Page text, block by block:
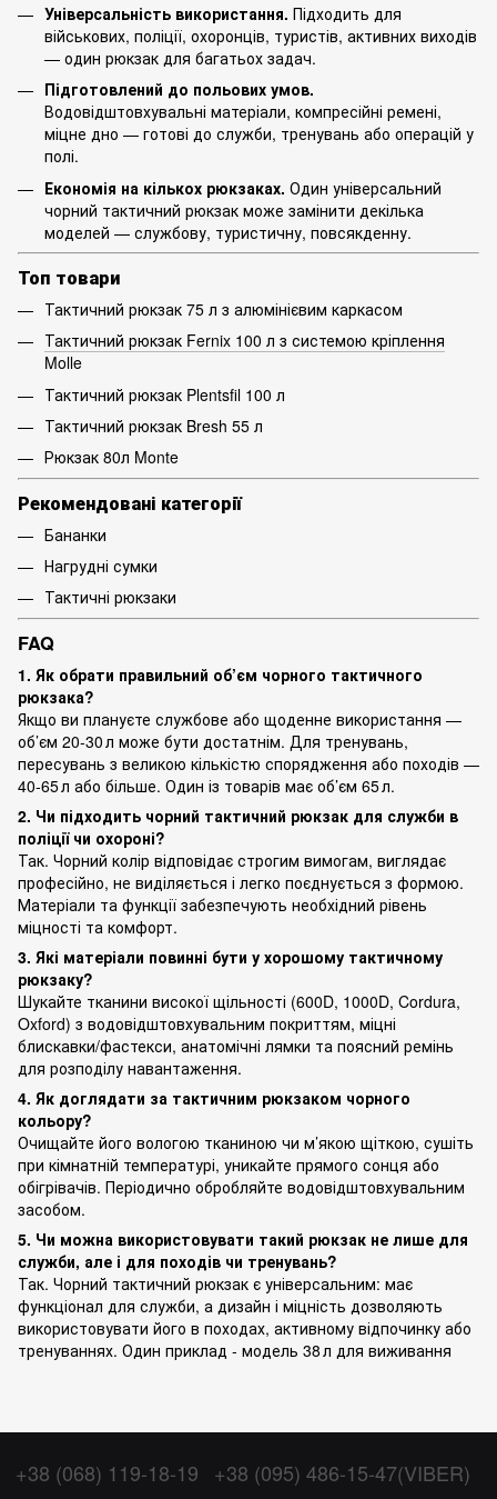
Універсальність використання. Підходить для
військових, поліції, охоронців, туристів, активних виходів
— один рюкзак для багатьох задач.
Підготовлений до польових умов.
Водовідштовхувальні матеріали, компресійні ремені,
міцне дно — готові до служби, тренувань або операцій у
полі.
Економія на кількох рюкзаках. Один універсальний
чорний тактичний рюкзак може замінити декілька
моделей — службову, туристичну, повсякденну.
Топ товари
Тактичний рюкзак 75 л з алюмінієвим каркасом
Тактичний рюкзак Fernix 100 л з системою кріплення
Molle
Тактичний рюкзак Plentsfil 100 л
Тактичний рюкзак Bresh 55 л
Рюкзак 80л Monte
Рекомендовані категорії
Бананки
Нагрудні сумки
Тактичні рюкзаки
FAQ
1. Як обрати правильний об’єм чорного тактичного
рюкзака?
Якщо ви плануєте службове або щоденне використання —
об’єм 20‑30 л може бути достатнім. Для тренувань,
пересувань з великою кількістю спорядження або походів —
40‑65 л або більше. Один із товарів має об’єм 65 л.
2. Чи підходить чорний тактичний рюкзак для служби в
поліції чи охороні?
Так. Чорний колір відповідає строгим вимогам, виглядає
професійно, не виділяється і легко поєднується з формою.
Матеріали та функції забезпечують необхідний рівень
міцності та комфорт.
3. Які матеріали повинні бути у хорошому тактичному
рюкзаку?
Шукайте тканини високої щільності (600D, 1000D, Cordura,
Oxford) з водовідштовхувальним покриттям, міцні
блискавки/фастекси, анатомічні лямки та поясний ремінь
для розподілу навантаження.
4. Як доглядати за тактичним рюкзаком чорного
кольору?
Очищайте його вологою тканиною чи м’якою щіткою, сушіть
при кімнатній температурі, уникайте прямого сонця або
обігрівачів. Періодично обробляйте водовідштовхувальним
засобом.
5. Чи можна використовувати такий рюкзак не лише для
служби, але і для походів чи тренувань?
Так. Чорний тактичний рюкзак є універсальним: має
функціонал для служби, а дизайн і міцність дозволяють
використовувати його в походах, активному відпочинку або
тренуваннях. Один приклад ‑ модель 38 л для виживання
+38 (068) 119-18-19 +38 (095) 486-15-47(VIBER)